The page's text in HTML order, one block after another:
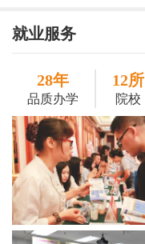
就业服务
28年
品质办学
12所
院校